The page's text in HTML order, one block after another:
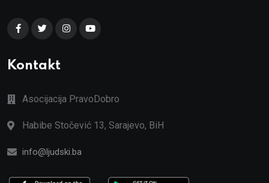
Kontakt
Asocijacija PravoDobro
Habibe Stočević 13, Sarajevo, BiH
info@ljudski.ba